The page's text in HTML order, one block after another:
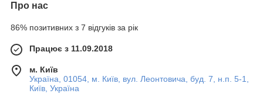
Про нас
86% позитивних з 7 відгуків за рік
Працює з 11.09.2018
м. Київ
Україна, 01054, м. Київ, вул. Леонтовича, буд. 7, н.п. 5-1,
Київ, Україна